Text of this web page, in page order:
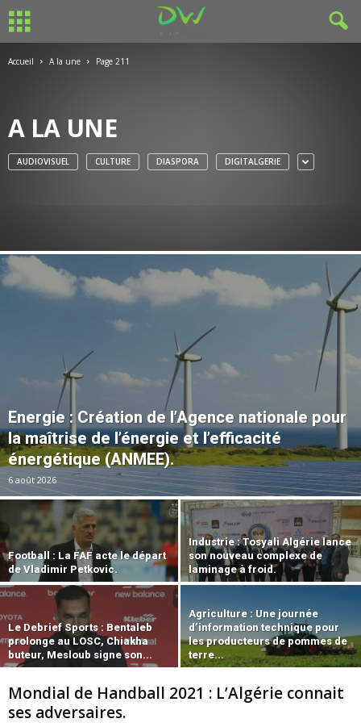
Accueil A la une Page 211
A LA UNE
AUDIOVISUEL CULTURE DIASPORA DIGITALGERIE
Energie : Création de l’Agence nationale pour
la maîtrise de l’énergie et l’efficacité
énergétique (ANMEE).
6 août 2026
Football : La FAF acte le départ
de Vladimir Petkovic.
Industrie : Tosyali Algérie lance
son nouveau complexe de
laminage à froid.
Le Debrief Sports : Bentaleb
prolonge au LOSC, Chiakha
buteur, Mesloub signe son...
Agriculture : Une journée
d’information technique pour
les producteurs de pommes de
terre...
Mondial de Handball 2021 : L’Algérie connait
ses adversaires.